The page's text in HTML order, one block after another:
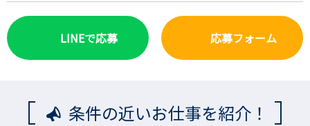
LINEで応募 応募フォーム
条件の近いお仕事を紹介！